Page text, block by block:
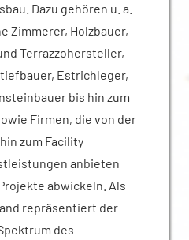
Dazu gehören u. a.
Zimmerer, Holzbauer,
Terrazzohersteller,
Estrichleger,
bis hin zum
Firmen, die von der
zum Facility
anbieten
abwickeln. Als
repräsentiert der
des